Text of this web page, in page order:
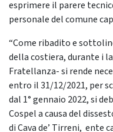
esprimere il parere
personale del comune
“Come ribadito e
della costiera, durante i
Fratellanza- si rende
entro il 31/12/2021, per
dal 1° gennaio 2022, si
Cospel a causa del
di Cava de’ Tirreni, ente